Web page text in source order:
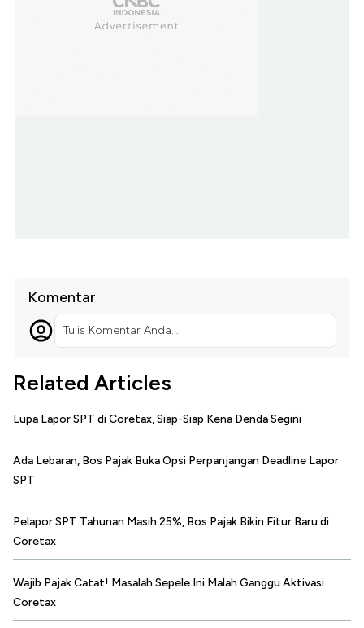
Komentar
Tulis Komentar Anda...
Related Articles
Lupa Lapor SPT di Coretax, Siap-Siap Kena Denda Segini
Ada Lebaran, Bos Pajak Buka Opsi Perpanjangan Deadline Lapor
SPT
Pelapor SPT Tahunan Masih 25%, Bos Pajak Bikin Fitur Baru di
Coretax
Wajib Pajak Catat! Masalah Sepele Ini Malah Ganggu Aktivasi
Coretax